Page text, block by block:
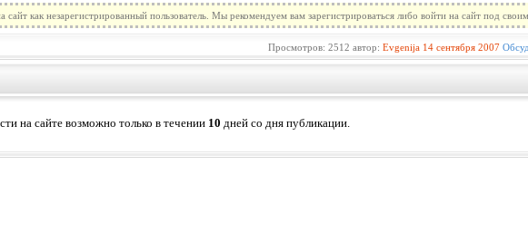
как незарегистрированный пользователь. Мы рекомендуем вам зарегистрироваться либо войти на сайт под
Просмотров: 2512 автор: Evgenija 14 сентября 2007
на сайте возможно только в течении 10 дней со дня публикации.